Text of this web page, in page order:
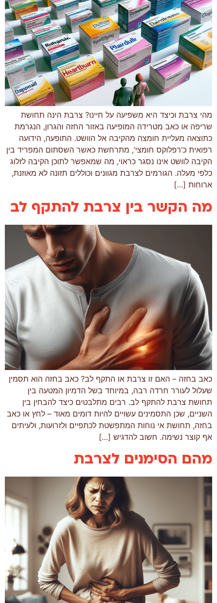
מהי צרבת וכיצד היא משפיעה על חיינו? צרבת הינה תחושת
שריפה או כאב מטרידה המופיעה באזור החזה והגרון, הנגרמת
כתוצאה מעליית חומצה מהקיבה אל הוושט. התופעה, הידועה
רפואית כ’רפלוקס חומצי’, מתרחשת כאשר השסתום המפריד בין
הקיבה לוושט אינו נסגר כראוי, מה שמאפשר לתוכן הקיבה לזלוג
כלפי מעלה. הגורמים לצרבת מגוונים וכוללים תזונה לא מאוזנת,
ארוחות […]
מה הקשר בין צרבת להתקף לב
כאב בחזה – האם זו צרבת או התקף לב? כאב בחזה הוא תסמין
שעלול לעורר חרדה רבה, במיוחד בשל הדמיון המטעה בין
תחושת צרבת להתקף לב. רבים מתלבטים כיצד להבחין בין
השניים, שכן התסמינים עשויים להיות דומים מאוד – לחץ או כאב
בחזה, תחושת אי נוחות המתפשטת לכתפיים ולזרועות, ולעיתים
אף קוצר נשימה. חשוב להדגיש […]
מהם הסימנים לצרבת